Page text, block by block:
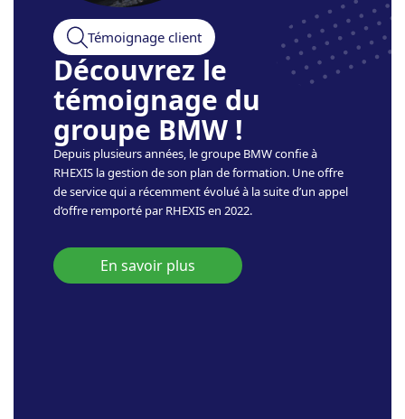
Témoignage client
Découvrez le
témoignage du
groupe BMW !
Depuis plusieurs années, le groupe BMW confie à
RHEXIS la gestion de son plan de formation. Une offre
de service qui a récemment évolué à la suite d’un appel
d’offre remporté par RHEXIS en 2022.
En savoir plus